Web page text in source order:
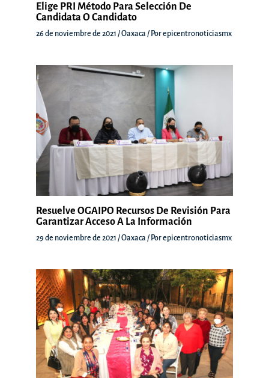
Elige PRI Método Para Selección De
Candidata O Candidato
26 de noviembre de 2021 /Oaxaca / Porepicentronoticiasmx
Resuelve OGAIPO Recursos De Revisión Para
Garantizar Acceso A La Información
29 de noviembre de 2021 /Oaxaca / Porepicentronoticiasmx